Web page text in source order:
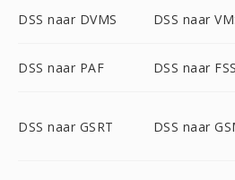
DSS naar DVMS DSS naar
DSS naar PAF DSS naar
DSS naar GSRT DSS naar